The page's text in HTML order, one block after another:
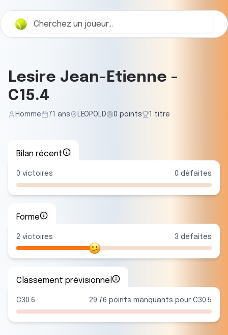
Lesire Jean-Etienne -
C15.4
Homme 71 ans LEOPOLD 0 points titre
Bilan récent
0 victoires 0 défaites
Forme
2 victoires 3 défaites
Classement prévisionnel
C30.6 29.76 points manquants pour C30.5